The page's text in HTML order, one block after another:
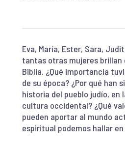
Eva, María, Ester, Sara,
tantas otras mujeres brillan
Biblia. ¿Qué importancia
de su época? ¿Por qué han
historia del pueblo judío, en
cultura occidental? ¿Qué
pueden aportar al mundo
espiritual podemos hallar